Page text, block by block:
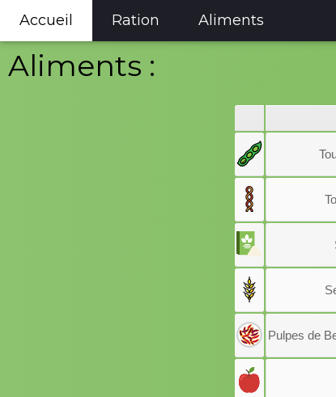
Accueil Ration Aliments
Aliments :
Pulpes de